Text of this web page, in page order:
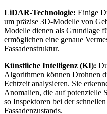
LiDAR-Technologie: Einige
um präzise 3D-Modelle von
Modelle dienen als Grundlage
ermöglichen eine genaue
Fassadenstruktur.
Künstliche Intelligenz (KI):
Algorithmen können Drohnen
Echtzeit analysieren. Sie
Anomalien, die auf potenzielle
so Inspektoren bei der
Fassadenzustands.